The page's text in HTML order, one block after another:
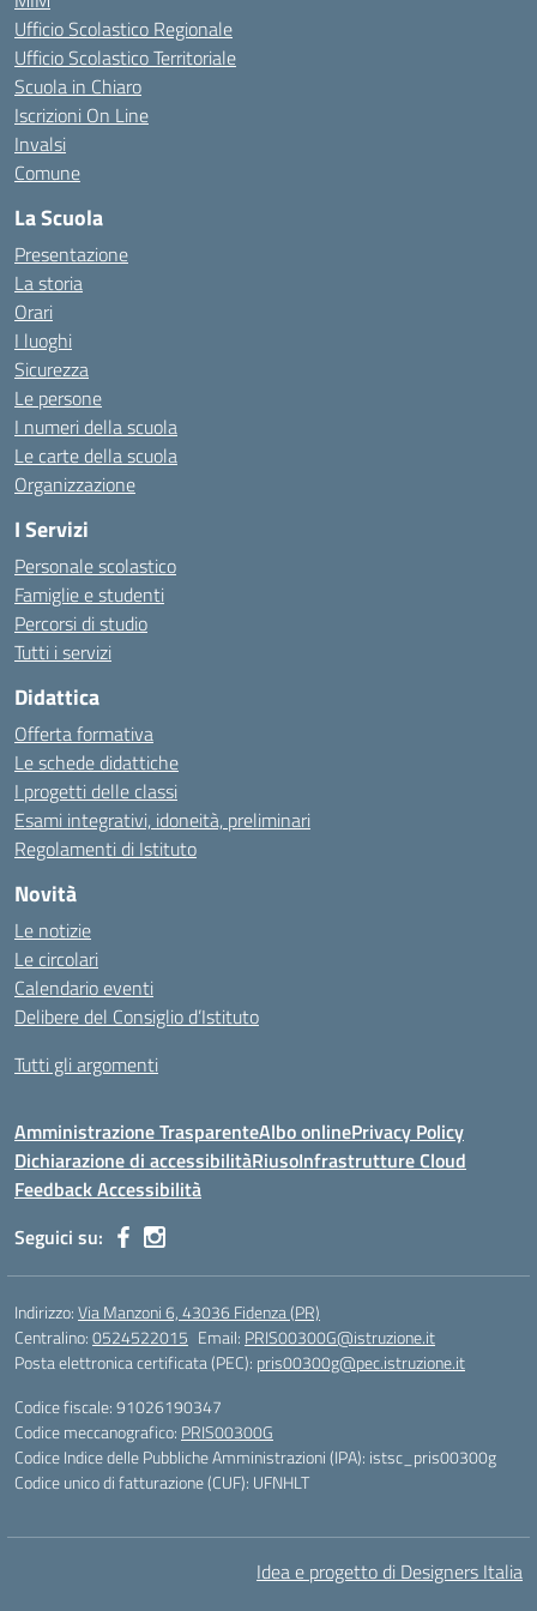
Ufficio Scolastico Regionale
Ufficio Scolastico Territoriale
Scuola in Chiaro
Iscrizioni On Line
Invalsi
Comune
La Scuola
Presentazione
La storia
Orari
I luoghi
Sicurezza
Le persone
I numeri della scuola
Le carte della scuola
Organizzazione
I Servizi
Personale scolastico
Famiglie e studenti
Percorsi di studio
Tutti i servizi
Didattica
Offerta formativa
Le schede didattiche
I progetti delle classi
Esami integrativi, idoneità, preliminari
Regolamenti di Istituto
Novità
Le notizie
Le circolari
Calendario eventi
Delibere del Consiglio d’Istituto
Tutti gli argomenti
Amministrazione TrasparenteAlbo onlinePrivacy Policy
Dichiarazione di accessibilitàRiusoInfrastrutture Cloud
Feedback Accessibilità
Seguici su:
Indirizzo:Via Manzoni 6, 43036 Fidenza (PR)
Centralino:0524522015 Email: PRIS00300G@istruzione.it
Posta elettronica certificata (PEC): pris00300g@pec.istruzione.it
Codice fiscale: 91026190347
Codice meccanografico: PRIS00300G
Codice Indice delle Pubbliche Amministrazioni (IPA): istsc_pris00300g
Codice unico di fatturazione (CUF): UFNHLT
Idea e progetto di Designers Italia